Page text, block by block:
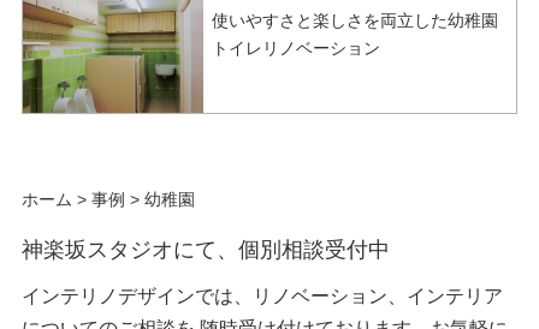
使いやすさと楽しさを両立した幼稚園
トイレリノベーション
ホーム > 事例 > 幼稚園
神楽坂スタジオにて、個別相談受付中
インテリノデザインでは、リノベーション、インテリア